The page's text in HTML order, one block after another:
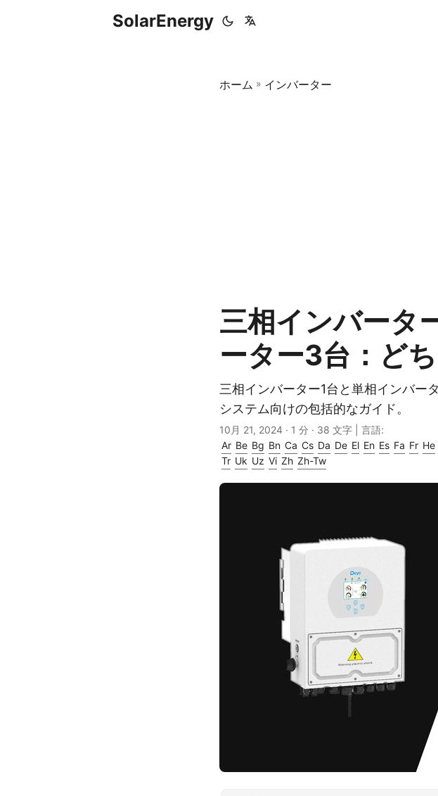
SolarEnergy
ホーム » インバーター
三相インバータ
ーター3台：ど
三相インバーター1台と単相インバー
システム向けの包括的なガイド。
10月 21, 2024 · 1 分 · 38 文字 | 言語:
Ar Be Bg Bn Ca Cs Da De El En Es Fa Fr He
Tr Uk Uz Vi Zh Zh-Tw